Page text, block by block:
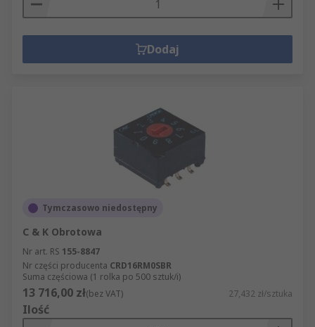
Dodaj
Tymczasowo niedostępny
C & K Obrotowa
Nr art. RS 155-8847
Nr części producenta CRD16RM0SBR
Suma częściowa (1 rolka po 500 sztuk/i)
13 716,00 zł(bez VAT) 27,432 zł/sztuka
Ilość